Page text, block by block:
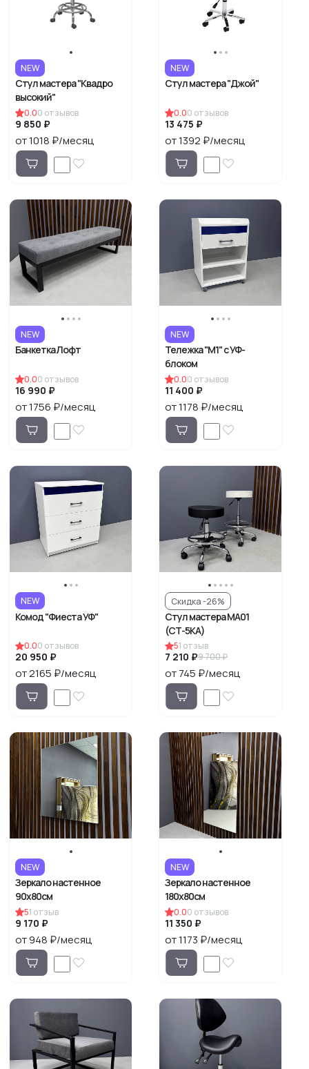
NEW
Стул мастера "Квадро
высокий"
0.00 отзывов
9 850 ₽
от 1018 ₽/месяц
NEW
Стул мастера "Джой"
0.00 отзывов
13 475 ₽
от 1392 ₽/месяц
NEW
Банкетка Лофт
0.00 отзывов
16 990 ₽
от 1756 ₽/месяц
NEW
Тележка "М1" с УФ-
блоком
0.00 отзывов
11 400 ₽
от 1178 ₽/месяц
NEW
Комод "Фиеста УФ"
0.00 отзывов
20 950 ₽
от 2165 ₽/месяц
Скидка -26%
Стул мастера МА01
(СТ-5КА)
51 отзыв
7 210 ₽9 700 ₽
от 745 ₽/месяц
NEW
Зеркало настенное
90х80см
51 отзыв
9 170 ₽
от 948 ₽/месяц
NEW
Зеркало настенное
180х80см
0.00 отзывов
11 350 ₽
от 1173 ₽/месяц